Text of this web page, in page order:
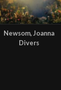
Newsom, Joanna
Divers